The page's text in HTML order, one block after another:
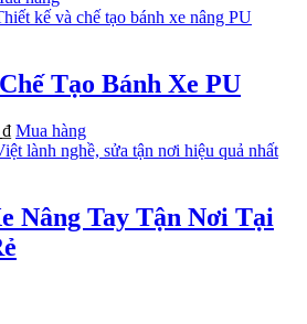
Tạo Bánh Xe PU
₫ Mua hàng
Nâng Tay Tận Nơi Tại